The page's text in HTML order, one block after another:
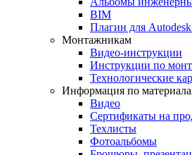
BIM
Плагин для
Монтажникам
Видео-инструкции
Инструкции по
Технологические
Информация по
Видео
Сертификаты на
Техлисты
Фотоальбомы